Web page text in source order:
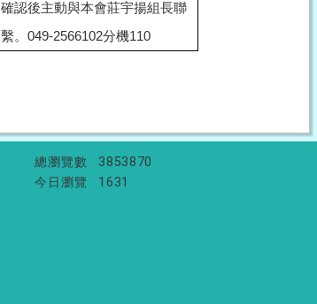
確認後主動與本會莊宇揚組長聯
繫。049-2566102分機110
總瀏覽數
3853870
今日瀏覽
1631